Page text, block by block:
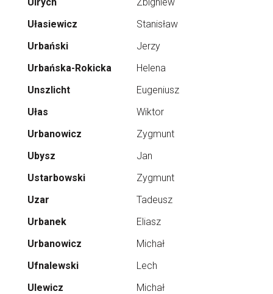
Ułasiewicz
Stanisław
Urbański
Jerzy
Urbańska-Rokicka
Helena
Unszlicht
Eugeniusz
Ułas
Wiktor
Urbanowicz
Zygmunt
Ubysz
Jan
Ustarbowski
Zygmunt
Uzar
Tadeusz
Urbanek
Eliasz
Urbanowicz
Michał
Ufnalewski
Lech
Ulewicz
Michał